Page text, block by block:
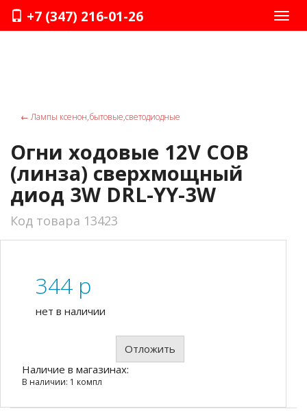
+7 (347) 216-01-26
←Лампы ксенон,бытовые,светодиодные
Огни ходовые 12V COB
(линза) сверхмощный
диод 3W DRL-YY-3W
Код товара 13423
344 p
нет в наличии
Отложить
Наличие в магазинах:
В наличии: 1 компл